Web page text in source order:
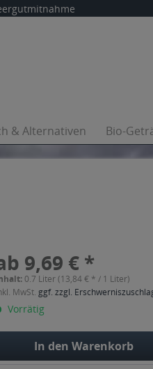
& Alternativen Bio-
9,69 € *
0.7 Liter (13,84 € * / 1 Liter)
MwSt. ggf. zzgl.
Vorrätig
In den Warenkorb